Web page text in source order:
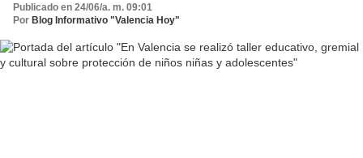
Publicado en 24/06/a. m. 09:01
Por Blog Informativo "Valencia Hoy"